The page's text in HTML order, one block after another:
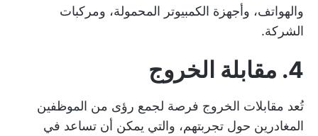
والهواتف، وأجهزة الكمبيوتر المحمولة، ومركبات
الشركة.
4. مقابلة الخروج
تُعد مقابلات الخروج فرصة لجمع رؤى من الموظفين
المغادرين حول تجربتهم، والتي يمكن أن تساعد في